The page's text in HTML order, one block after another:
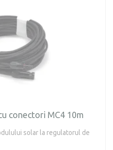
conectori MC4 10m
solar la regulatorul de